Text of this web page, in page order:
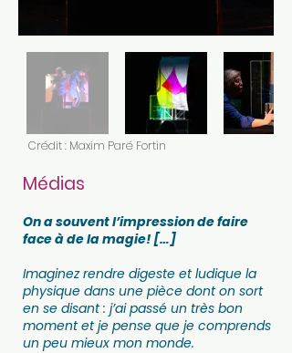
Crédit : Maxim Paré Fortin
Médias
On a souvent l’impression de faire
face à de la magie! […]
Imaginez rendre digeste et ludique la
physique dans une pièce dont on sort
en se disant : j’ai passé un très bon
moment et je pense que je comprends
un peu mieux mon monde.